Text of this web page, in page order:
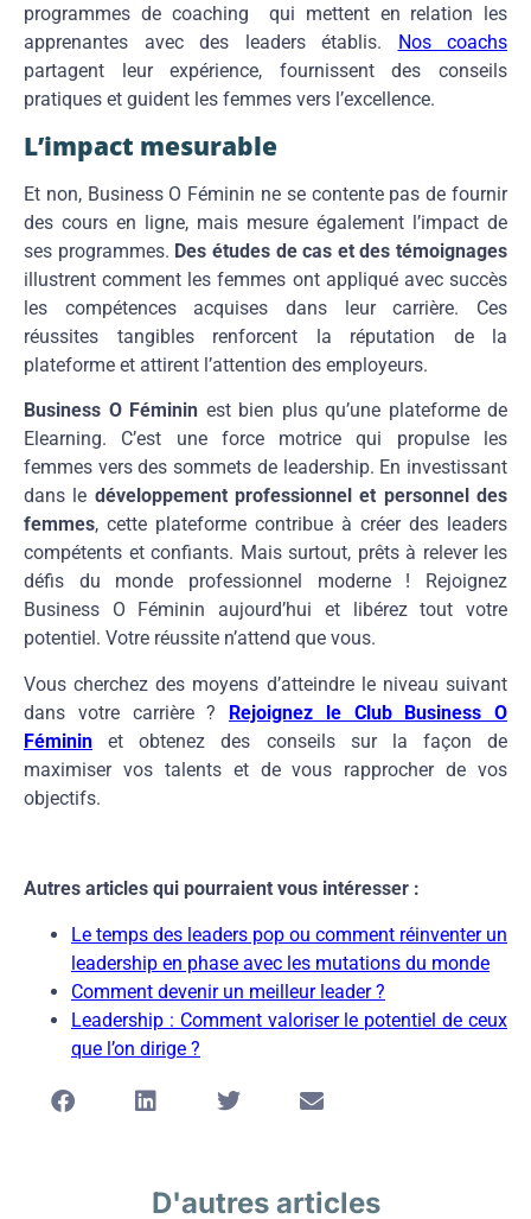
programmes de coaching qui mettent en relation les
apprenantes avec des leaders établis.
Nos coachs
partagent leur expérience, fournissent des conseils
pratiques et guident les femmes vers l’excellence.
L’impact mesurable
Et non, Business O Féminin ne se contente pas de fournir
des cours en ligne, mais mesure également l’impact de
ses programmes. Des études de cas et des témoignages
illustrent comment les femmes ont appliqué avec succès
les compétences acquises dans leur carrière. Ces
réussites tangibles renforcent la réputation de la
plateforme et attirent l’attention des employeurs.
Business O Féminin est bien plus qu’une plateforme de
Elearning. C’est une force motrice qui propulse les
femmes vers des sommets de leadership. En investissant
dans le développement professionnel et personnel des
femmes, cette plateforme contribue à créer des leaders
compétents et confiants. Mais surtout, prêts à relever les
défis du monde professionnel moderne ! Rejoignez
Business O Féminin aujourd’hui et libérez tout votre
potentiel. Votre réussite n’attend que vous.
Vous cherchez des moyens d’atteindre le niveau suivant
dans votre carrière ? Rejoignez le Club Business O
Féminin et obtenez des conseils sur la façon de
maximiser vos talents et de vous rapprocher de vos
objectifs.
Autres articles qui pourraient vous intéresser :
Le temps des leaders pop ou comment réinventer un
leadership en phase avec les mutations du monde
Comment devenir un meilleur leader ?
Leadership : Comment valoriser le potentiel de ceux
que l’on dirige ?
D'autres articles